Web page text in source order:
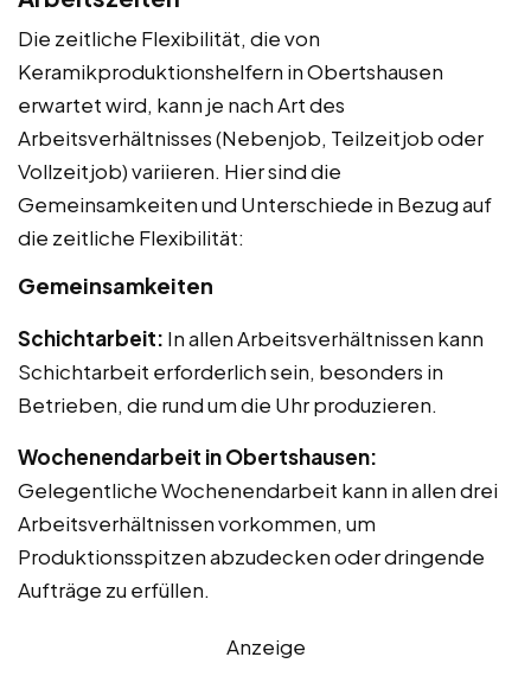
Die zeitliche Flexibilität, die von
Keramikproduktionshelfern in Obertshausen
erwartet wird, kann je nach Art des
Arbeitsverhältnisses (Nebenjob, Teilzeitjob oder
Vollzeitjob) variieren. Hier sind die
Gemeinsamkeiten und Unterschiede in Bezug auf
die zeitliche Flexibilität:
Gemeinsamkeiten
Schichtarbeit: In allen Arbeitsverhältnissen kann
Schichtarbeit erforderlich sein, besonders in
Betrieben, die rund um die Uhr produzieren.
Wochenendarbeit in Obertshausen:
Gelegentliche Wochenendarbeit kann in allen drei
Arbeitsverhältnissen vorkommen, um
Produktionsspitzen abzudecken oder dringende
Aufträge zu erfüllen.
Anzeige